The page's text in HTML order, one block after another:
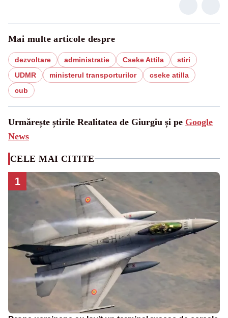
Mai multe articole despre
dezvoltare administratie Cseke Attila
stiri
UDMR
ministerul transporturilor
cseke atilla
cub
Urmărește știrile Realitatea de Giurgiu și pe Google
News
CELE MAI CITITE
1